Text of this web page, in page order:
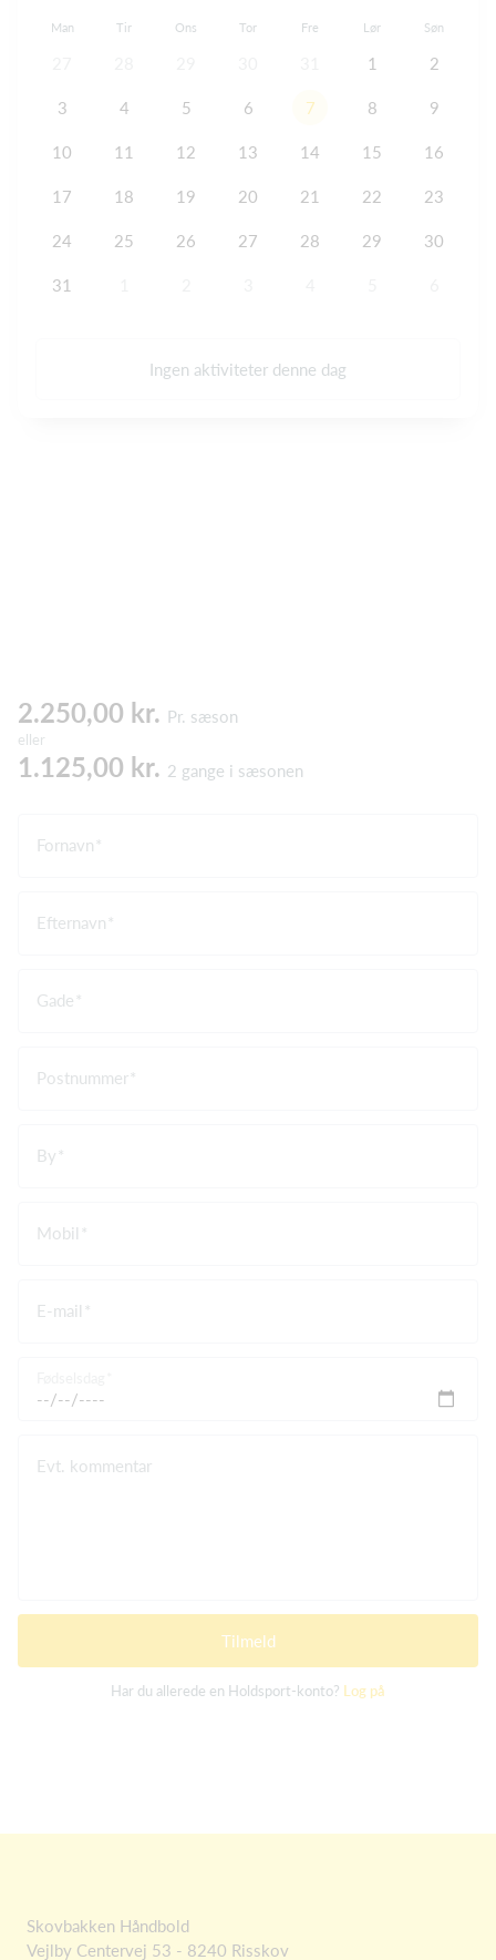
Man Tir Ons Tor Fre Lør Søn
1 2
3 4 5 6 7 8 9
10 11 12 13 14 15 16
17 18 19 20 21 22 23
24 25 26 27 28 29 30
31
Ingen aktiviteter denne dag
2.250,00 kr. Pr. sæson
eller
1.125,00 kr. 2 gange i sæsonen
Fornavn
Efternavn
Gade
Postnummer
By
Mobil
E-mail
Evt. kommentar
Tilmeld
Har du allerede en Holdsport-konto? Log på
Skovbakken Håndbold
Vejlby Centervej 53 - 8240 Risskov